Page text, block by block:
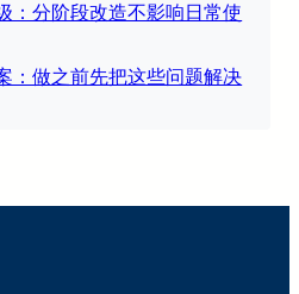
：分阶段改造不影响日常使
：做之前先把这些问题解决